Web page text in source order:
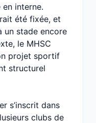
interne.
été fixée, et
un stade encore
le MHSC
projet sportif
structurel
s’inscrit dans
clubs de